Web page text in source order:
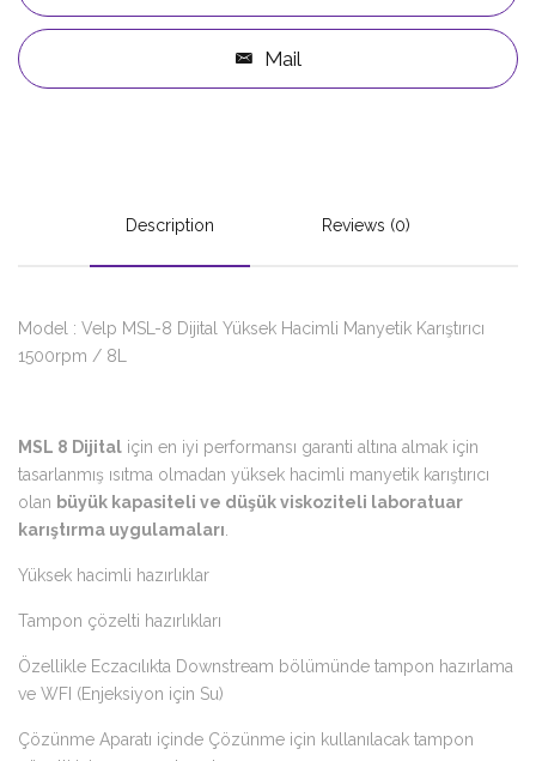
Mail
Description Reviews (0)
Model : Velp MSL-8 Dijital Yüksek Hacimli Manyetik Karıştırıcı
1500rpm / 8L
MSL 8 Dijital için en iyi performansı garanti altına almak için
tasarlanmış ısıtma olmadan yüksek hacimli manyetik karıştırıcı
olan büyük kapasiteli ve düşük viskoziteli laboratuar
karıştırma uygulamaları
Yüksek hacimli hazırlıklar
Tampon çözelti hazırlıkları
Özellikle Eczacılıkta Downstream bölümünde tampon hazırlama
ve WFI (Enjeksiyon için Su)
Çözünme Aparatı içinde Çözünme için kullanılacak tampon